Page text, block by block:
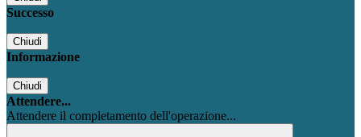
Successo
Chiudi
Informazione
Chiudi
Attendere...
Attendere il completamento dell'operazione...